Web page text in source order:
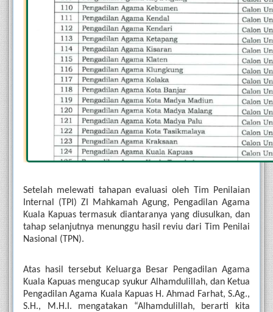
Setelah melewati tahapan evaluasi oleh Tim Penilaian
Internal (TPI) ZI Mahkamah Agung, Pengadilan Agama
Kuala Kapuas termasuk diantaranya yang diusulkan, dan
tahap selanjutnya menunggu hasil reviu dari Tim Penilai
Nasional (TPN).
Atas hasil tersebut Keluarga Besar Pengadilan Agama
Kuala Kapuas mengucap syukur Alhamdulillah, dan Ketua
Pengadilan Agama Kuala Kapuas H. Ahmad Farhat, S.Ag.,
S.H., M.H.I. mengatakan “Alhamdulillah, berarti kita